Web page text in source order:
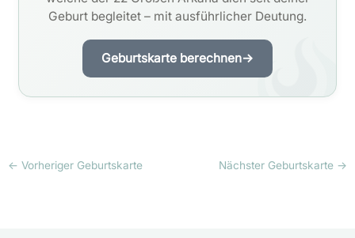
Geburt begleitet – mit ausführlicher Deutung.
Geburtskarte berechnen→
← Vorheriger Geburtskarte Nächster Geburtskarte →